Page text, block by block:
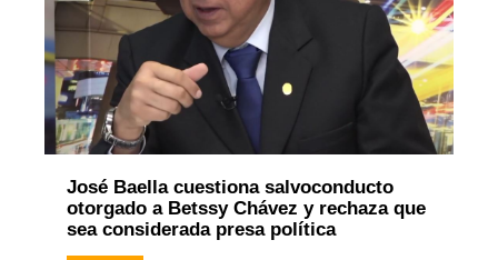
José Baella cuestiona salvoconducto
otorgado a Betssy Chávez y rechaza que
sea considerada presa política